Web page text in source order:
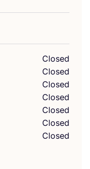
Closed
Closed
Closed
Closed
Closed
Closed
Closed